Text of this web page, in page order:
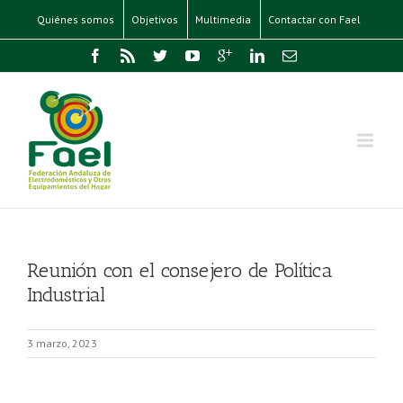
Quiénes somos Objetivos Multimedia Contactar con Fael
Reunión con el consejero de Política
Industrial
3 marzo, 2023